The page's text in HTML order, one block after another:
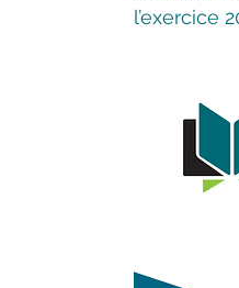
l’exercice